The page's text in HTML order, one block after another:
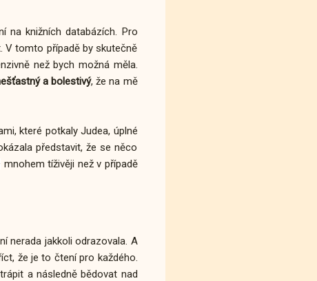
na knižních databázích. Pro
V tomto případě by skutečně
než bych možná měla.
a bolestivý, že na mě
které potkaly Judea, úplné
představit, že se něco
mnohem tíživěji než v případě
nerada jakkoli odrazovala. A
že je to čtení pro každého.
a následně bědovat nad